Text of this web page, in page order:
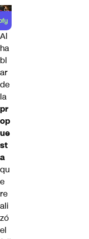
Al
ha
bl
ar
de
la
pr
op
ue
st
a
qu
e
re
ali
zó
el